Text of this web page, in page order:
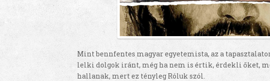
Mint bennfentes magyar egyetemista, az a
lelki dolgok iránt, még ha nem is értik, érdekli őket,
hallanak, mert ez tényleg Róluk szól.